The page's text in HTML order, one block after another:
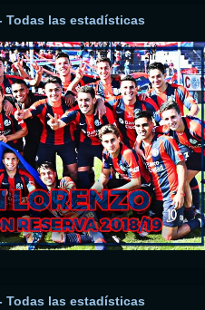
- Todas las estadísticas
- Todas las estadísticas